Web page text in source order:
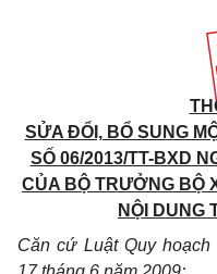
SỬA ĐỔI, BỔ SUNG
SỐ 06/2013/TT-BXD
CỦA BỘ TRƯỞNG BỘ
NỘI DUNG
Căn cứ Luật Quy